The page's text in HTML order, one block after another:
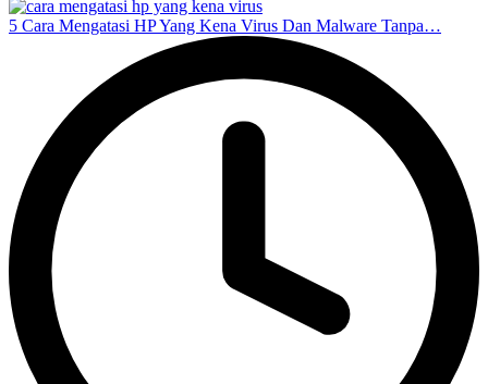
5 Cara Mengatasi HP Yang Kena Virus Dan Malware Tanpa…